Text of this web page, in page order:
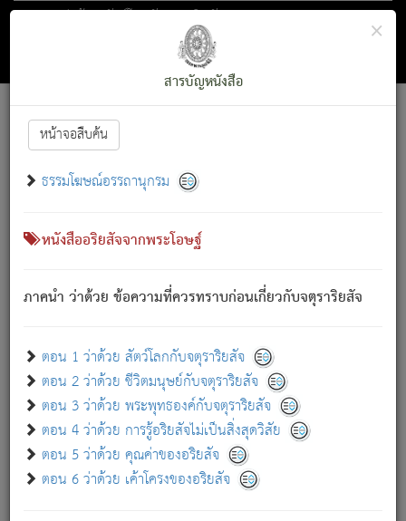
ตอน 1 ว่าด้วย สัตว์โลกกับจตุราริยสัจ
สารบัญ×
สารบัญหนังสือ
หน้าจอสืบค้น
ธรรมโฆษณ์อรรถานุกรม
หนังสืออริยสัจจากพระโอษฐ์
ภาคนำ ว่าด้วย ข้อความที่ควรทราบก่อนเกี่ยวกับจตุราริยสัจ
ตอน 1 ว่าด้วย สัตว์โลกกับจตุราริยสัจ
ตอน 2 ว่าด้วย ชีวิตมนุษย์กับจตุราริยสัจ
ตอน 3 ว่าด้วย พระพุทธองค์กับจตุราริยสัจ
ตอน 4 ว่าด้วย การรู้อริยสัจไม่เป็นสิ่งสุดวิสัย
ตอน 5 ว่าด้วย คุณค่าของอริยสัจ
ตอน 6 ว่าด้วย เค้าโครงของอริยสัจ
Font :15 ]||
สัตว์โลกนี้ เกิดความเดือดร้อนแล้ว มีผัสสะบังหน้า
เขาสำคัญสิ่งใด โดยความเป็นประการใด แต่สิ่งนั้นย่อมเป็น
(ตามที่เป็นจริง) โดยประการอื่นจากที่เขาสำคัญนั้น
สัตว์โลกติดข้องอยู่ในภพ ถูกภพบังหน้าแล้ว มีภพโดยความ
เป็นอย่างอื่น (จากที่มันเป็นอยู่จริง) จึงได้เพลิดเพลินยิ่งนักในภพ
เขาเพลิดเพลินยิ่งนักในสิ่งใด สิ่งนั้นเป็นภัย (ที่เขาไม่รู้จัก)
เขากลัวต่อสิ่งใดสิ่งนั้นเป็นทุกข์
พรหมจรรย์นี้ อันบุคคลย่อมประพฤติ ก็เพื่อการละขาดซึ่ง
ภพ.
สมณะหรือพราหมณ์เหล่าใด กล่าวความหลุดพ้นจากภพว่า
มีได้เพราะภพ เรากล่าวว่า สมณะหรือพราหมณ์ทั้งปวงนั้น
มิใช่ผู้หลดพ้นจากภพ.